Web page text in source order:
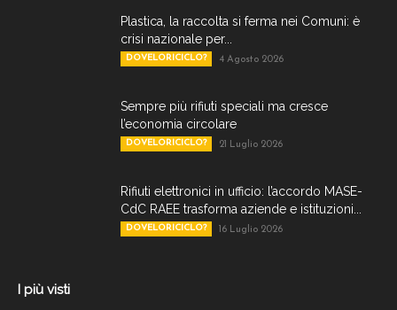
Plastica, la raccolta si ferma nei Comuni: è
crisi nazionale per...
DOVELORICICLO? 4 Agosto 2026
Sempre più rifiuti speciali ma cresce
l’economia circolare
DOVELORICICLO? 21 Luglio 2026
Rifiuti elettronici in ufficio: l’accordo MASE-
CdC RAEE trasforma aziende e istituzioni...
DOVELORICICLO? 16 Luglio 2026
I più visti